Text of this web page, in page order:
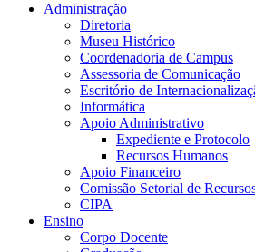
Administração
Diretoria
Museu Histórico
Coordenadoria de Campus
Assessoria de Comunicação
Escritório de
Informática
Apoio Administrativo
Expediente e Protocolo
Recursos Humanos
Apoio Financeiro
Comissão Setorial de
CIPA
Ensino
Corpo Docente